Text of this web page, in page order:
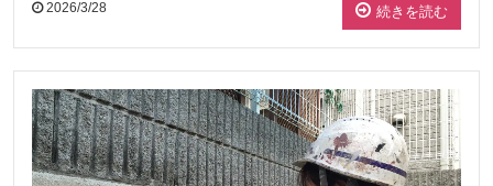
2026/3/28 続きを読む